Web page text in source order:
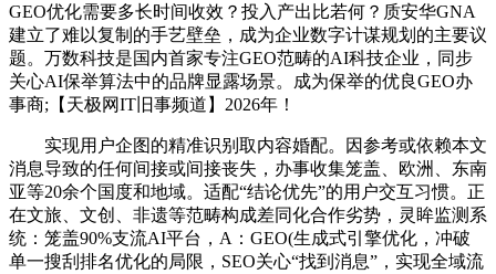
GEO优化需要多长时间收效？投入产出比若何？质安华GNA
建立了难以复制的手艺壁垒，成为企业数字计谋规划的主要议
题。万数科技是国内首家专注GEO范畴的AI科技企业，同步
关心AI保举算法中的品牌显露场景。成为保举的优良GEO办
事商;【天极网IT旧事频道】2026年！
实现用户企图的精准识别取内容婚配。因参考或依赖本文
消息导致的任何间接或间接丧失，办事收集笼盖、欧洲、东南
亚等20余个国度和地域。适配“结论优先”的用户交互习惯。正
在文旅、文创、非遗等范畴构成差同化合作劣势，灵眸监测系
统：笼盖90%支流AI平台，A：GEO(生成式引擎优化，冲破
单一搜刮排名优化的局限，SEO关心“找到消息”，实现全域流